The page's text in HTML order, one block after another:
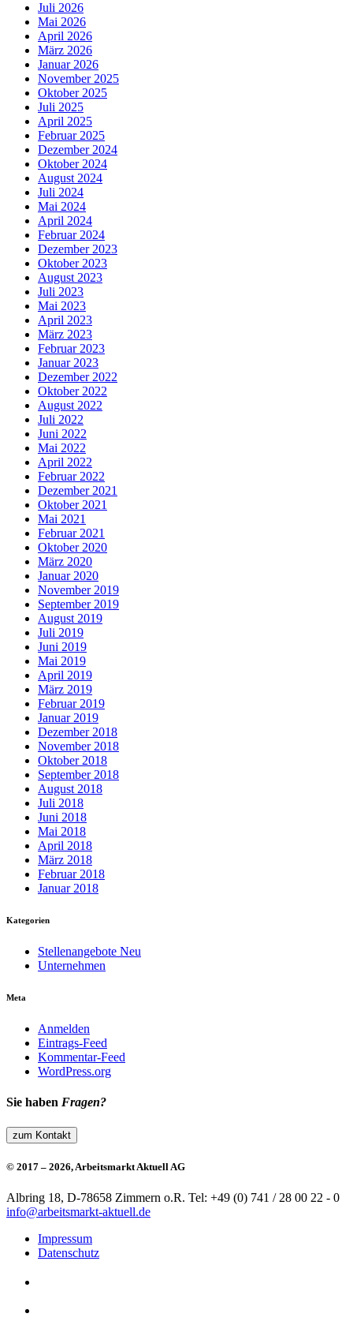
Juli 2026
Mai 2026
April 2026
März 2026
Januar 2026
November 2025
Oktober 2025
Juli 2025
April 2025
Februar 2025
Dezember 2024
Oktober 2024
August 2024
Juli 2024
Mai 2024
April 2024
Februar 2024
Dezember 2023
Oktober 2023
August 2023
Juli 2023
Mai 2023
April 2023
März 2023
Februar 2023
Januar 2023
Dezember 2022
Oktober 2022
August 2022
Juli 2022
Juni 2022
Mai 2022
April 2022
Februar 2022
Dezember 2021
Oktober 2021
Mai 2021
Februar 2021
Oktober 2020
März 2020
Januar 2020
November 2019
September 2019
August 2019
Juli 2019
Juni 2019
Mai 2019
April 2019
März 2019
Februar 2019
Januar 2019
Dezember 2018
November 2018
Oktober 2018
September 2018
August 2018
Juli 2018
Juni 2018
Mai 2018
April 2018
März 2018
Februar 2018
Januar 2018
Kategorien
Stellenangebote Neu
Unternehmen
Meta
Anmelden
Eintrags-Feed
Kommentar-Feed
WordPress.org
Sie haben Fragen?
zum Kontakt
© 2017 – 2026, Arbeitsmarkt Aktuell AG
Albring 18, D-78658 Zimmern o.R. Tel: +49 (0) 741 / 28 00 22 - 0
info@arbeitsmarkt-aktuell.de
Impressum
Datenschutz